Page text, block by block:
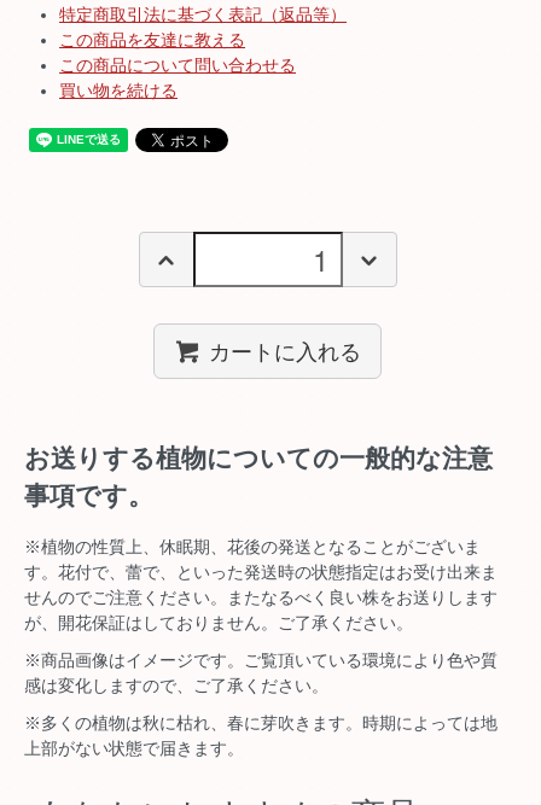
特定商取引法に基づく表記（返品等）
この商品を友達に教える
この商品について問い合わせる
買い物を続ける
カートに入れる
お送りする植物についての一般的な注意
事項です。
※植物の性質上、休眠期、花後の発送となることがございま
す。花付で、蕾で、といった発送時の状態指定はお受け出来ま
せんのでご注意ください。またなるべく良い株をお送りします
が、開花保証はしておりません。ご了承ください。
※商品画像はイメージです。ご覧頂いている環境により色や質
感は変化しますので、ご了承ください。
※多くの植物は秋に枯れ、春に芽吹きます。時期によっては地
上部がない状態で届きます。